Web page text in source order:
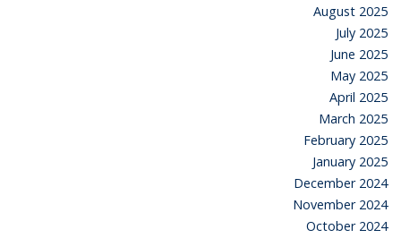
August 2025
July 2025
June 2025
May 2025
April 2025
March 2025
February 2025
January 2025
December 2024
November 2024
October 2024